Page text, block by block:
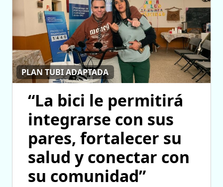
PLAN TUBI ADAPTADA
“La bici le permitirá
integrarse con sus
pares, fortalecer su
salud y conectar con
su comunidad”